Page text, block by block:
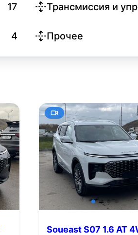
17 Трансмиссия и
4 Прочее
Soueast S07 1.6 AT